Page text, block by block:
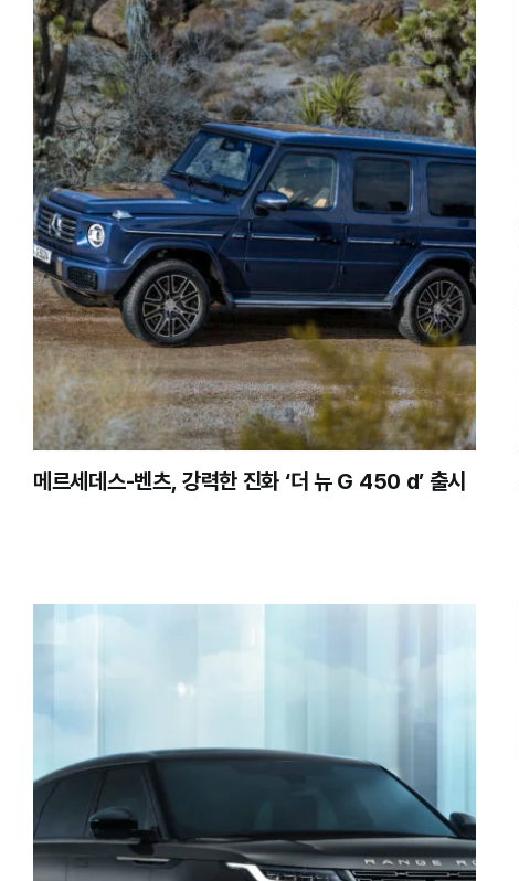
메르세데스-벤츠, 강력한 진화 ‘더 뉴 G 450 d’ 출시